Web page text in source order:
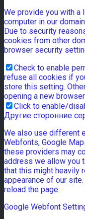
We provide you with
computer in our
Due to security
cookies from other
browser security
Check to enable
refuse all cookies if
store this setting.
opening a new
Click to enable/
Другие сторонние
We also use different
Webfonts, Google
these providers may
address we allow you
that this might heavily
appearance of our
reload the page.
Google Webfont